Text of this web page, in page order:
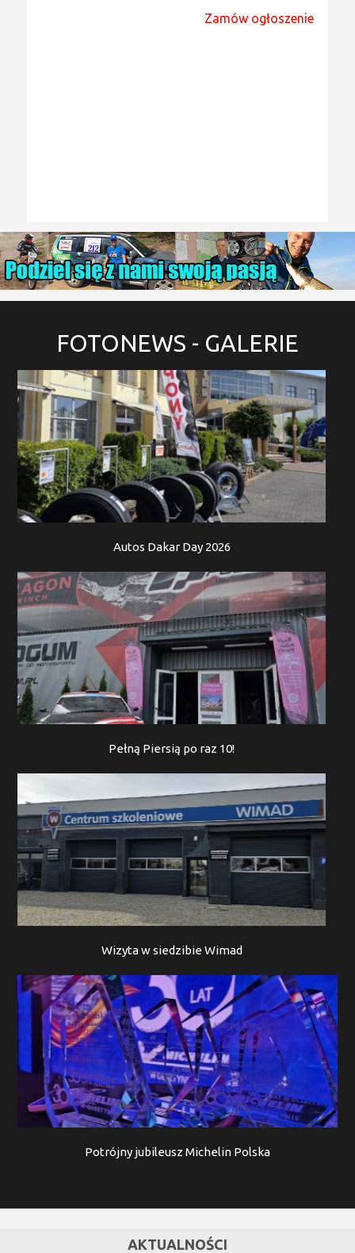
Zamów ogłoszenie
FOTONEWS - GALERIE
Autos Dakar Day 2026
Pełną Piersią po raz 10!
Wizyta w siedzibie Wimad
Potrójny jubileusz Michelin Polska
AKTUALNOŚCI